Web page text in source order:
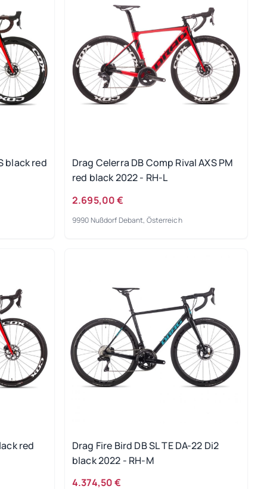
black red
Drag Celerra DB Comp Rival AXS PM
red black 2022 - RH-L
2.695,00 €
9990 Nußdorf Debant, Österreich
red
Drag Fire Bird DB SL TE DA-22 Di2
black 2022 - RH-M
4.374,50 €